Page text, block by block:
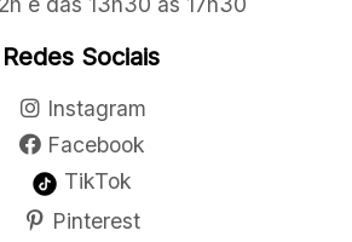
Redes Sociais
Instagram
Facebook
TikTok
Pinterest